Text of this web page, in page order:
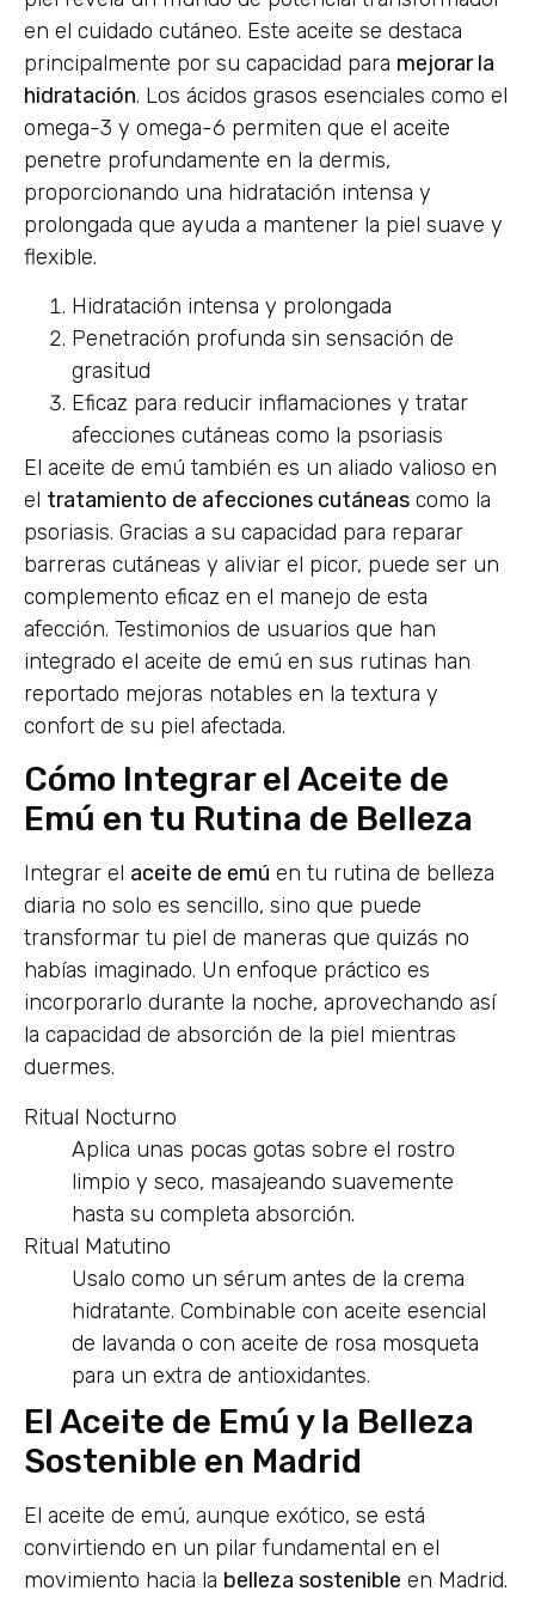
en el cuidado cutáneo. Este aceite se destaca
principalmente por su capacidad para mejorar la
hidratación. Los ácidos grasos esenciales como el
omega-3 y omega-6 permiten que el aceite
penetre profundamente en la dermis,
proporcionando una hidratación intensa y
prolongada que ayuda a mantener la piel suave y
flexible.
Hidratación intensa y prolongada
Penetración profunda sin sensación de
grasitud
Eficaz para reducir inflamaciones y tratar
afecciones cutáneas como la psoriasis
El aceite de emú también es un aliado valioso en
el tratamiento de afecciones cutáneas como la
psoriasis. Gracias a su capacidad para reparar
barreras cutáneas y aliviar el picor, puede ser un
complemento eficaz en el manejo de esta
afección. Testimonios de usuarios que han
integrado el aceite de emú en sus rutinas han
reportado mejoras notables en la textura y
confort de su piel afectada.
Cómo Integrar el Aceite de
Emú en tu Rutina de Belleza
Integrar el aceite de emú en tu rutina de belleza
diaria no solo es sencillo, sino que puede
transformar tu piel de maneras que quizás no
habías imaginado. Un enfoque práctico es
incorporarlo durante la noche, aprovechando así
la capacidad de absorción de la piel mientras
duermes.
Ritual Nocturno
Aplica unas pocas gotas sobre el rostro
limpio y seco, masajeando suavemente
hasta su completa absorción.
Ritual Matutino
Usalo como un sérum antes de la crema
hidratante. Combinable con aceite esencial
de lavanda o con aceite de rosa mosqueta
para un extra de antioxidantes.
El Aceite de Emú y la Belleza
Sostenible en Madrid
El aceite de emú, aunque exótico, se está
convirtiendo en un pilar fundamental en el
movimiento hacia la belleza sostenible en Madrid.